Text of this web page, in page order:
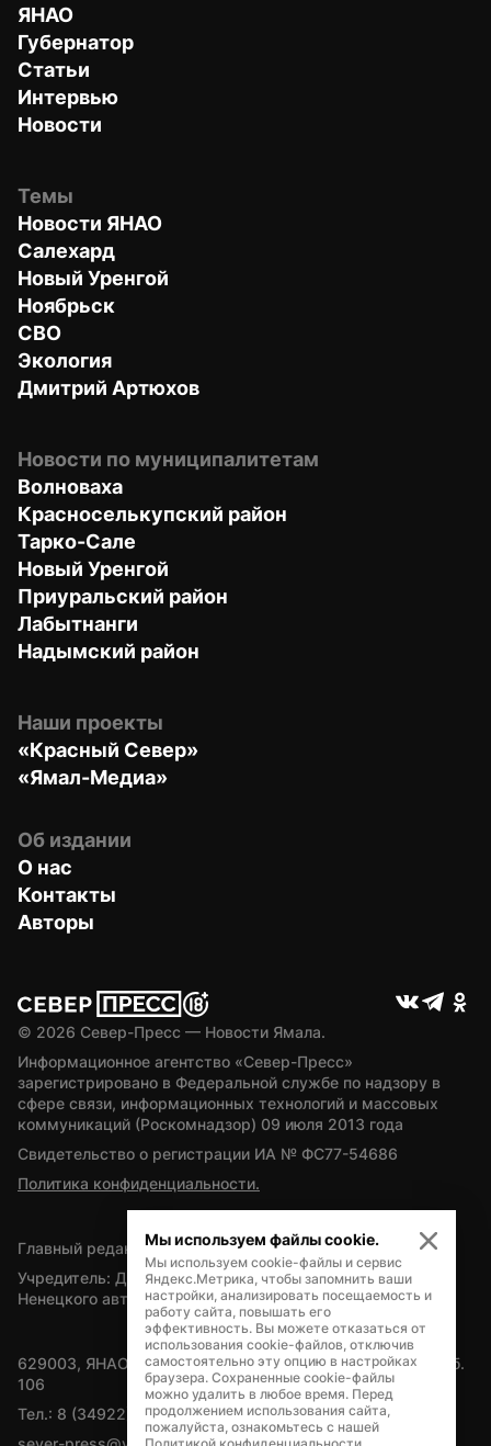
ЯНАО
Губернатор
Статьи
Интервью
Новости
Темы
Новости ЯНАО
Салехард
Новый Уренгой
Ноябрьск
СВО
Экология
Дмитрий Артюхов
Новости по муниципалитетам
Волноваха
Красноселькупский район
Тарко-Сале
Новый Уренгой
Приуральский район
Лабытнанги
Надымский район
Наши проекты
«Красный Север»
«Ямал-Медиа»
Об издании
О нас
Контакты
Авторы
© 2026 Север-Пресс — Новости Ямала.
Информационное агентство «Север-Пресс»
зарегистрировано в Федеральной службе по надзору в
сфере связи, информационных технологий и массовых
коммуникаций (Роскомнадзор) 09 июля 2013 года
Свидетельство о регистрации ИА № ФС77-54686
Политика конфиденциальности.
Главный редактор — А.Л. Поздеев
Учредитель: Департамент внутренней политики Ямало-
Ненецкого автономного округа
629003, ЯНАО, Салехард, мкр. Богдана Кнунянца, д.1, каб.
106
Тел.: 8 (34922) 71262
Мы используем файлы cookie.
Мы используем cookie-файлы и сервис
Яндекс.Метрика, чтобы запомнить ваши
настройки, анализировать посещаемость и
работу сайта, повышать его
эффективность. Вы можете отказаться от
использования cookie-файлов, отключив
самостоятельно эту опцию в настройках
браузера. Сохраненные cookie-файлы
можно удалить в любое время. Перед
продолжением использования сайта,
пожалуйста, ознакомьтесь с нашей